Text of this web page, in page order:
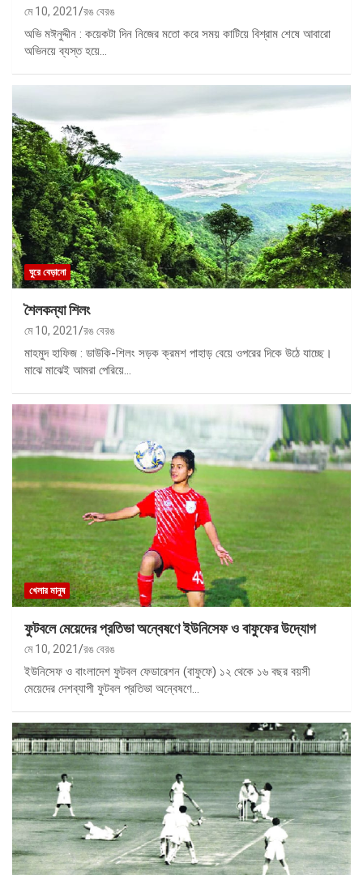
মে 10, 2021 রঙ বেরঙ
অভি মঈনুদ্দীন : কয়েকটা দিন নিজের মতো করে সময় কাটিয়ে বিশ্রাম শেষে আবারো
অভিনয়ে ব্যস্ত হয়ে…
ঘুরে বেড়ানো
শৈলকন্যা শিলং
মে 10, 2021 রঙ বেরঙ
মাহমুদ হাফিজ : ডাউকি-শিলং সড়ক ক্রমশ পাহাড় বেয়ে ওপরের দিকে উঠে যাচ্ছে।
মাঝে মাঝেই আমরা পেরিয়ে…
খেলার মানুষ
ফুটবলে মেয়েদের প্রতিভা অন্বেষণে ইউনিসেফ ও বাফুফের উদ্যোগ
মে 10, 2021 রঙ বেরঙ
ইউনিসেফ ও বাংলাদেশ ফুটবল ফেডারেশন (বাফুফে) ১২ থেকে ১৬ বছর বয়সী
মেয়েদের দেশব্যাপী ফুটবল প্রতিভা অন্বেষণে…